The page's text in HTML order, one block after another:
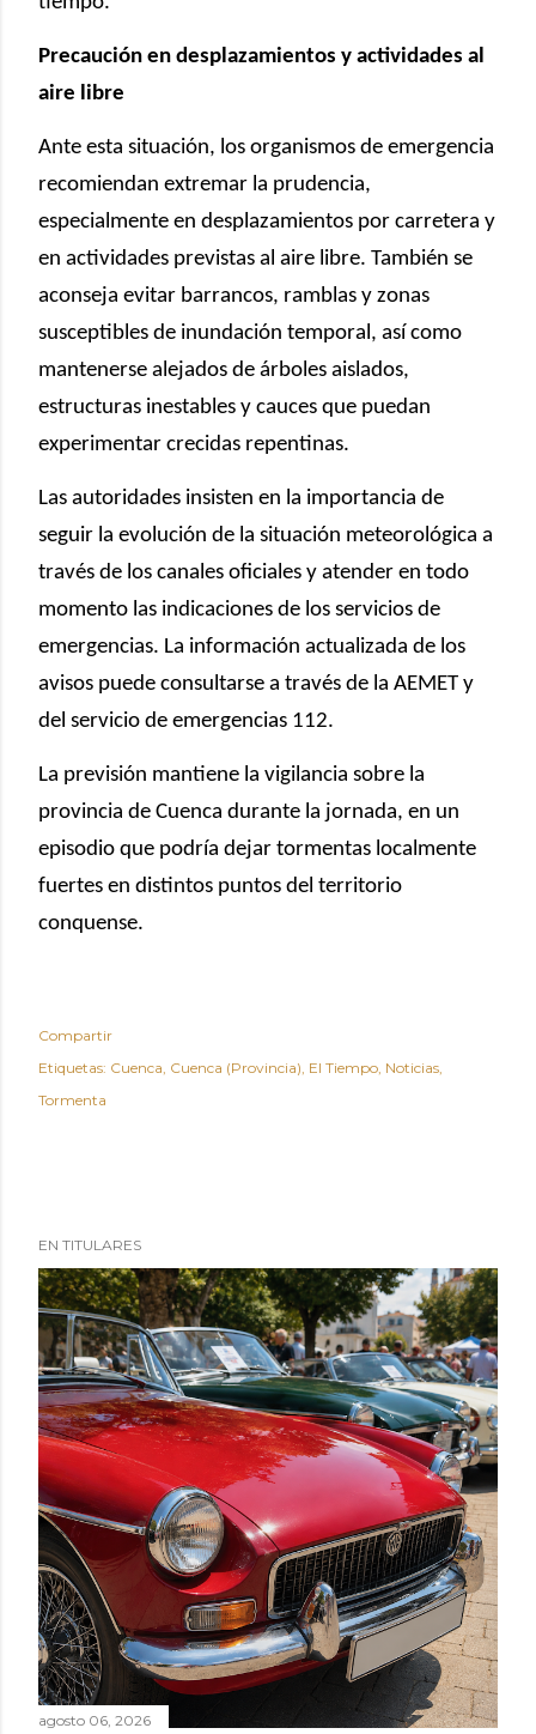
Precaución en desplazamientos y actividades al
aire libre
Ante esta situación, los organismos de emergencia
recomiendan extremar la prudencia,
especialmente en desplazamientos por carretera y
en actividades previstas al aire libre. También se
aconseja evitar barrancos, ramblas y zonas
susceptibles de inundación temporal, así como
mantenerse alejados de árboles aislados,
estructuras inestables y cauces que puedan
experimentar crecidas repentinas.
Las autoridades insisten en la importancia de
seguir la evolución de la situación meteorológica a
través de los canales oficiales y atender en todo
momento las indicaciones de los servicios de
emergencias. La información actualizada de los
avisos puede consultarse a través de la AEMET y
del servicio de emergencias 112.
La previsión mantiene la vigilancia sobre la
provincia de Cuenca durante la jornada, en un
episodio que podría dejar tormentas localmente
fuertes en distintos puntos del territorio
conquense.
Compartir
Etiquetas: Cuenca Cuenca (Provincia) El Tiempo Noticias
Tormenta
EN TITULARES
agosto 06, 2026